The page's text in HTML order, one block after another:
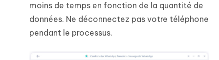
moins de temps en fonction de la quantité de
données. Ne déconnectez pas votre téléphone
pendant le processus.